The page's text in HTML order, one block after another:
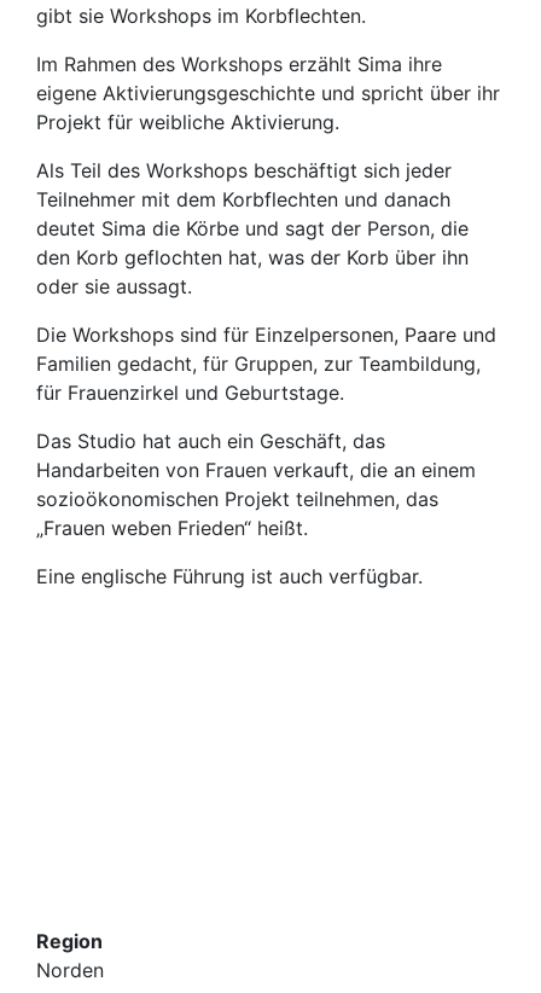
gibt sie Workshops im Korbflechten.
Im Rahmen des Workshops erzählt Sima ihre
eigene Aktivierungsgeschichte und spricht über ihr
Projekt für weibliche Aktivierung.
Als Teil des Workshops beschäftigt sich jeder
Teilnehmer mit dem Korbflechten und danach
deutet Sima die Körbe und sagt der Person, die
den Korb geflochten hat, was der Korb über ihn
oder sie aussagt.
Die Workshops sind für Einzelpersonen, Paare und
Familien gedacht, für Gruppen, zur Teambildung,
für Frauenzirkel und Geburtstage.
Das Studio hat auch ein Geschäft, das
Handarbeiten von Frauen verkauft, die an einem
sozioökonomischen Projekt teilnehmen, das
„Frauen weben Frieden“ heißt.
Eine englische Führung ist auch verfügbar.
Region
Norden